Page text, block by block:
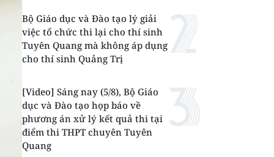
Bộ Giáo dục và Đào tạo lý giải
việc tổ chức thi lại cho thí sinh
Tuyên Quang mà không áp dụng
cho thí sinh Quảng Trị
[Video] Sáng nay (5/8), Bộ Giáo
dục và Đào tạo họp báo về
phương án xử lý kết quả thi tại
điểm thi THPT chuyên Tuyên
Quang